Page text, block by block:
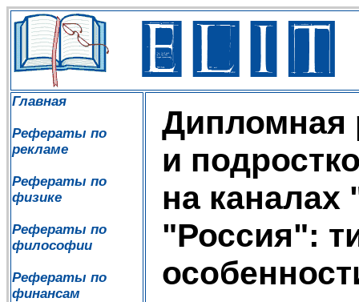
Главная
Рефераты по
рекламе
Рефераты по
физике
Рефераты по
философии
Рефераты по
финансам
Дипломная
и
на
"Россия":